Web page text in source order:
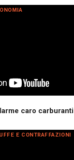
caro carburanti
E CONTRAFFAZIONI